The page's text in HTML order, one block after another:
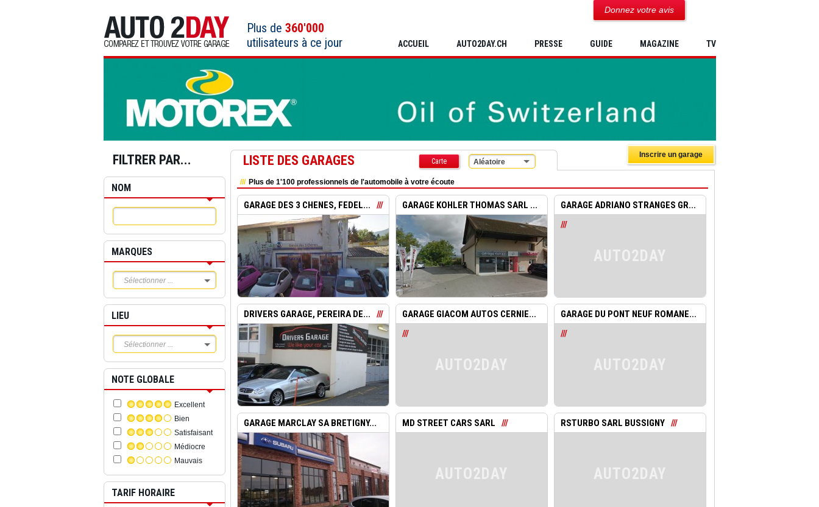
Plus de 360'000
utilisateurs à ce jour
ACCUEIL AUTO2DAY.CH PRESSE GUIDE MAGAZINE TV
Donnez votre avis
FILTRER PAR...
NOM
MARQUES
Sélectionner ...
LIEU
Sélectionner ...
NOTE GLOBALE
Excellent
Bien
Satisfaisant
Médiocre
Mauvais
TARIF HORAIRE
LISTE DES GARAGES Carte Aléatoire
Inscrire un garage
Plus de 1'100 professionnels de l'automobile à votre écoute
GARAGE DES 3 CHENES, FEDEL... GARAGE KOHLER THOMAS SARL ... GARAGE ADRIANO STRANGES GR...
AUTO2DAY
DRIVERS GARAGE, PEREIRA DE... GARAGE GIACOM AUTOS CERNIE...
AUTO2DAY
GARAGE DU PONT NEUF ROMANE...
AUTO2DAY
GARAGE MARCLAY SA BRETIGNY... MD STREET CARS SARL
AUTO2DAY
RSTURBO SARL BUSSIGNY
AUTO2DAY